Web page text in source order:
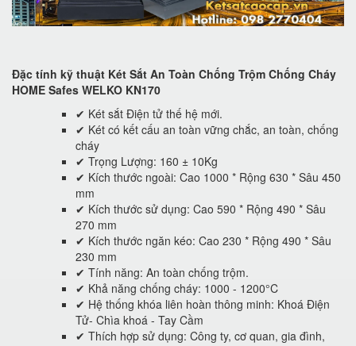
Đặc tính kỹ thuật Két Sắt An Toàn Chống Trộm Chống Cháy
HOME Safes WELKO KN170
✔ Két sắt Điện tử thế hệ mới.
✔ Két có kết cấu an toàn vững chắc, an toàn, chống
cháy
✔ Trọng Lượng: 160 ± 10Kg
✔ Kích thước ngoài: Cao 1000 * Rộng 630 * Sâu 450
mm
✔ Kích thước sử dụng: Cao 590 * Rộng 490 * Sâu
270 mm
✔ Kích thước ngăn kéo: Cao 230 * Rộng 490 * Sâu
230 mm
✔ Tính năng: An toàn chống trộm.
✔ Khả năng chống cháy: 1000 - 1200°C
✔ Hệ thống khóa liên hoàn thông minh: Khoá Điện
Tử- Chìa khoá - Tay Cầm
✔ Thích hợp sử dụng: Công ty, cơ quan, gia đình,